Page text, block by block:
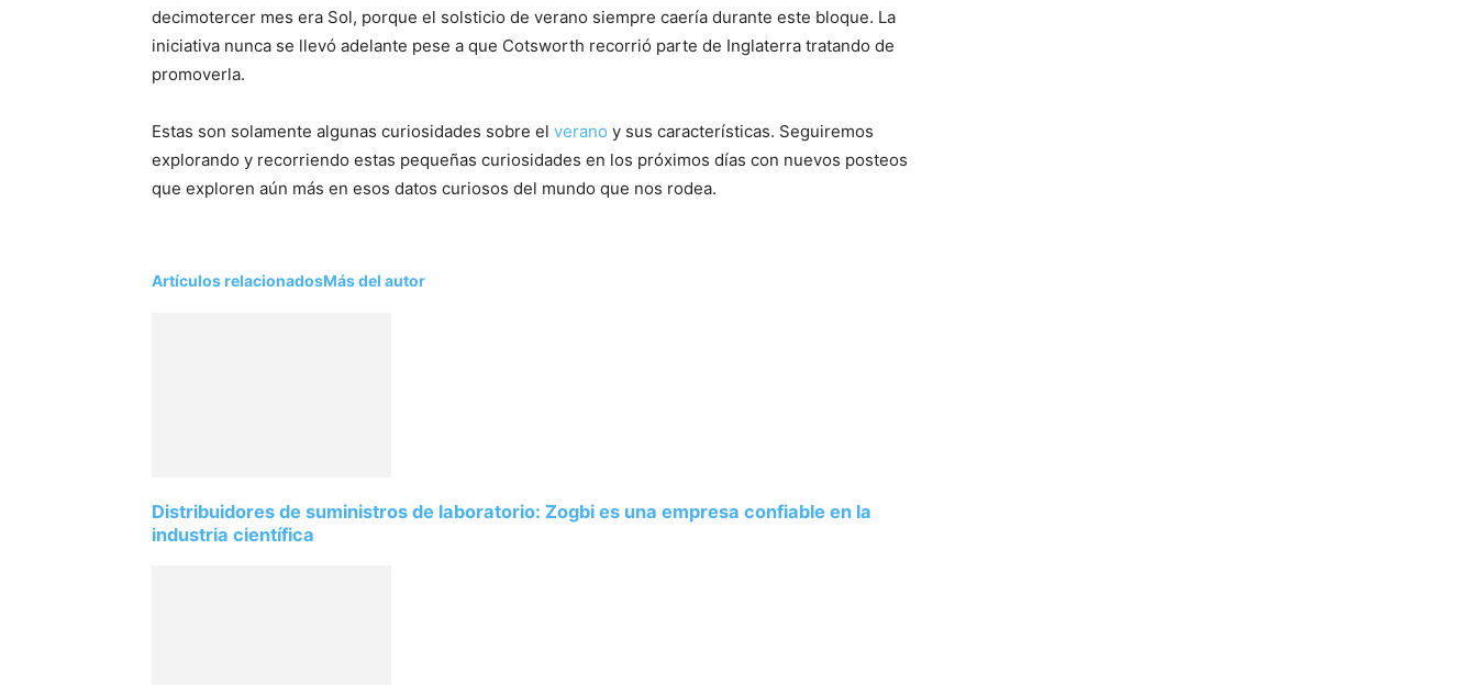
decimotercer mes era Sol, porque el solsticio de verano siempre caería durante este bloque. La
iniciativa nunca se llevó adelante pese a que Cotsworth recorrió parte de Inglaterra tratando de
promoverla.
Estas son solamente algunas curiosidades sobre el verano y sus características. Seguiremos
explorando y recorriendo estas pequeñas curiosidades en los próximos días con nuevos posteos
que exploren aún más en esos datos curiosos del mundo que nos rodea.
Artículos relacionadosMás del autor
Distribuidores de suministros de laboratorio: Zogbi es una empresa confiable en la
industria científica